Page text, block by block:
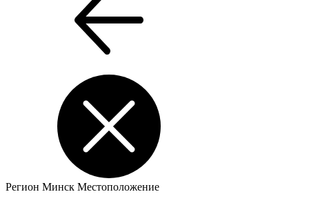
Регион Минск Местоположение